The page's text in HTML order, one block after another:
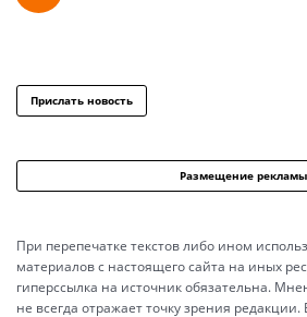
Прислать новость
Размещение рекламы
При перепечатке текстов либо ином
материалов с настоящего сайта на иных
гиперссылка на источник обязательна.
не всегда отражает точку зрения